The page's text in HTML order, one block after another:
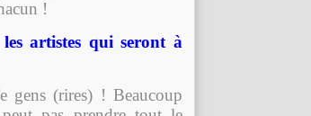
!
artistes qui seront à
gens (rires) ! Beaucoup